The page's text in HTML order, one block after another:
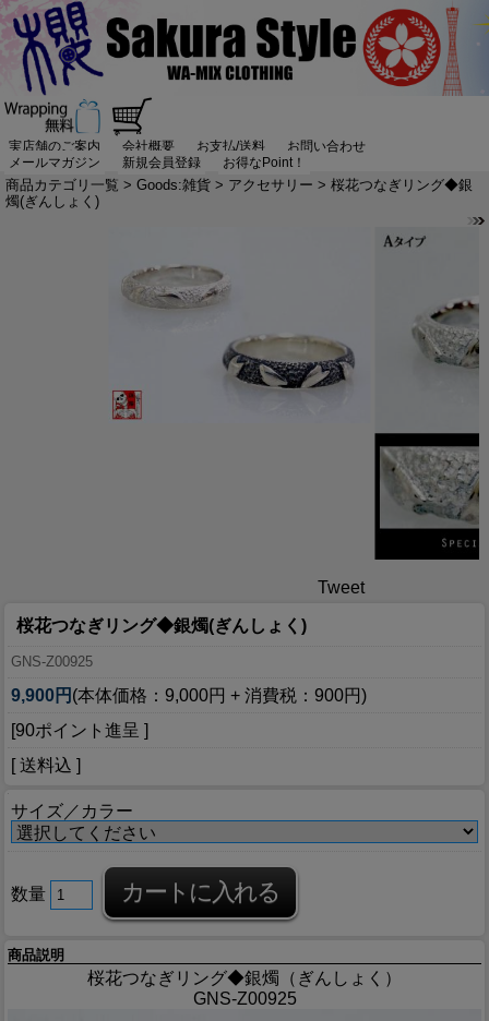
実店舗のご案内 会社概要 お支払/送料
お問い合わせ
メールマガジン
新規会員登録 お得なPoint！
商品カテゴリ一覧 > Goods:雑貨 > アクセサリー > 桜花つなぎリング◆銀
燭(ぎんしょく)
Tweet
桜花つなぎリング◆銀燭(ぎんしょく)
GNS-Z00925
9,900円 (本体価格：9,000円 + 消費税：900円)
[90ポイント進呈 ]
[ 送料込 ]
サイズ／カラー
数量
商品説明
桜花つなぎリング◆銀燭（ぎんしょく）
GNS-Z00925